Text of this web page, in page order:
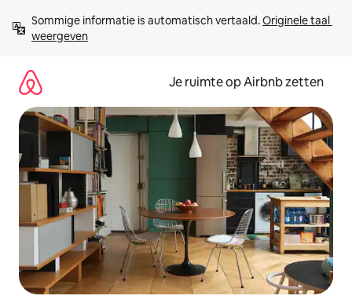
direct
naar
Sommige informatie is automatisch vertaald. Originele taal
weergeven
Je ruimte op Airbnb zetten